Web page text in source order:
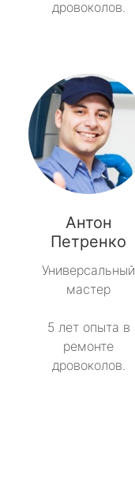
дровоколов.
Антон
Петренко
Универсальный
мастер
5 лет опыта в
ремонте
дровоколов.